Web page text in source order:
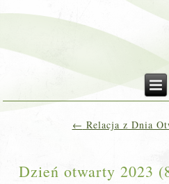
← Relacja z Dnia
Dzień otwarty 2023